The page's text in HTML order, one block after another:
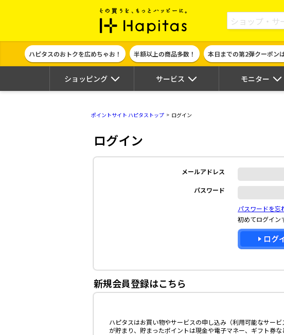
ポイント貯めて現金やギフト券に
ハピタスのおトクを広めちゃお！ 半額以上の商品多数！ 本日までの第2弾クーポン
ショッピング サービス モニター
ポイントサイト ハピタストップ ログイン
ログイン
メールアドレス
パスワード
パスワードを忘
初めてログイン
新規会員登録はこちら
ハピタスはお買い物やサービスの申し込み（利用可能なサー
が貯まり、貯まったポイントは現金や電子マネー、ギフト券な